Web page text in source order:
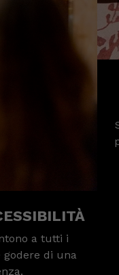
a tutti i
di una